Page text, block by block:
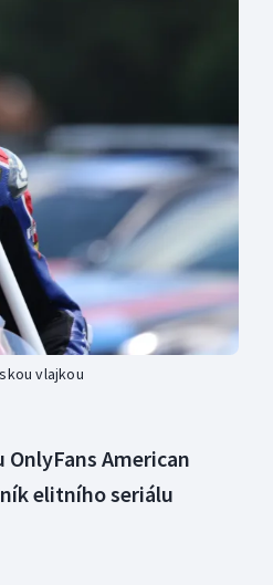
Volejbal
Ostatní
vlajkou
American
elitního seriálu